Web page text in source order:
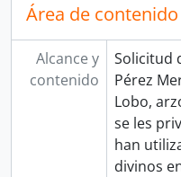
Área de
Alcance y
contenido
Solicitud
Pérez
Lobo,
se les
han
divinos